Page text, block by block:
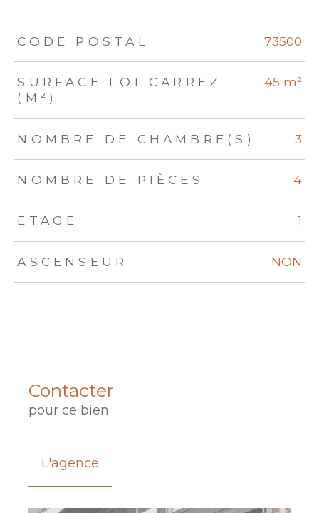
TRAD_ZEPHYR_Caracteristique TRAD_ZEPHYR_Valeurs
CODE POSTAL 73500
SURFACE LOI CARREZ
(M²)
45 m²
NOMBRE DE CHAMBRE(S) 3
NOMBRE DE PIÈCES 4
ETAGE 1
ASCENSEUR NON
Contacter
pour ce bien
L'agence